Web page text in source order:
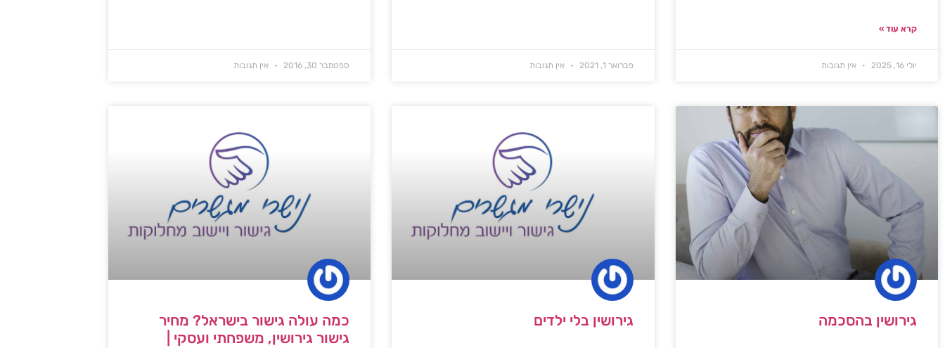
קרא עוד »
יולי 16, 2025 אין תגובות פברואר 1, 2021 אין תגובות ספטמבר 30, 2016 אין תגובות
גירושין בהסכמה גירושין בלי ילדים
כמה עולה גישור בישראל? מחיר
גישור גירושין, משפחתי ועסקי |